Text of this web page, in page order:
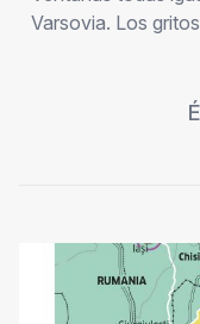
Varsovia. Los